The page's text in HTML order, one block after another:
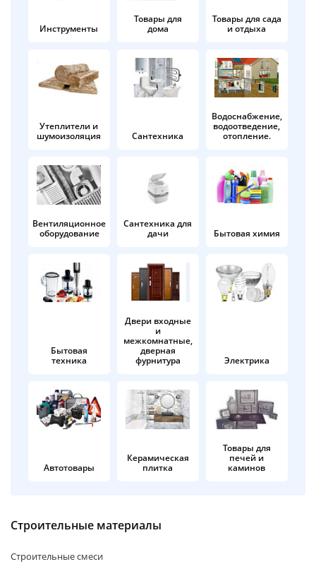
Инструменты
Товары для
дома
Товары для сада
и отдыха
Утеплители и
шумоизоляция
Сантехника
Водоснабжение,
водоотведение,
отопление.
Вентиляционное
оборудование
Сантехника для
дачи
Бытовая химия
Бытовая
техника
Двери входные
и
межкомнатные,
дверная
фурнитура
Электрика
Автотовары
Керамическая
плитка
Товары для
печей и
каминов
Строительные материалы
Строительные смеси
Оплачивайте сегодня только
25% картой любого банка
Получайте товар
выбранный способом
Оставшиеся
% будут
по25%каждые 2 недели
Подробнее
об оплате Плайтом
раз в 2
недели
Остались вопросы?
8 800 302-02-51
plait.ru